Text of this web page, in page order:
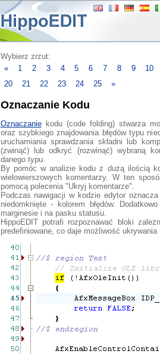
Wybierz zrzut:
«
1 2 3 4 5 6 7 8 9
10
20
21 22 23 24 25 »
Oznaczanie Kodu
Oznaczaniekodu (code folding) stwarza
oraz szybkiego znajdowania błędów typu
uruchamiania sprawdzania składni lub
(zwinąć) lub odkryć (rozwinąć) wybraną
danego typu.
By pomóc w analizie kodu z dużą ilością
wielowierszowych komentarzy. W ten
pomocą polecenia "Ukryj komentarze".
Podczas nawigacji w kodzie edytor
niedomknięte - kolorem błędów.
marginesie i na pasku statusu.
HippoEDIT potrafi rozpoznawać bloki
predefiniowane, co daje możliwość